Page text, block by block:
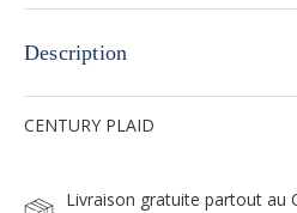
Description
CENTURY PLAID
Livraison gratuite partout au